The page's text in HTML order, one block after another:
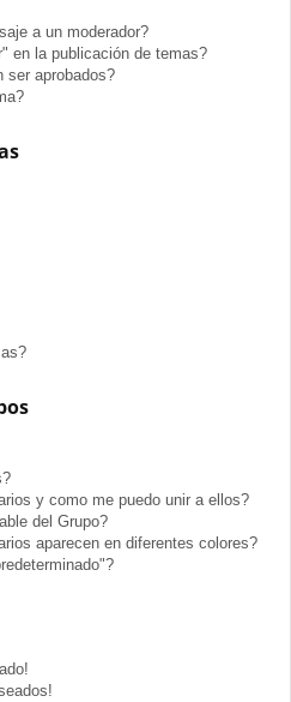
a un moderador?
en la publicación de temas?
ser aprobados?
y como me puedo unir a ellos?
del Grupo?
aparecen en diferentes colores?